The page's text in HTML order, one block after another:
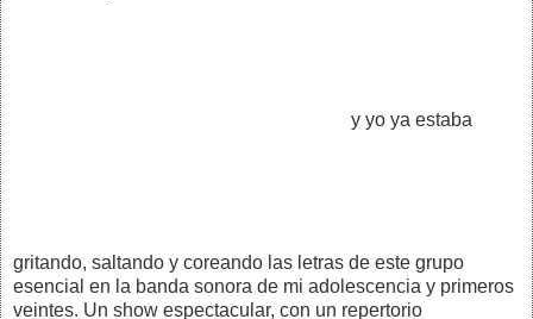
y yo ya estaba
gritando, saltando y coreando las letras de este grupo
esencial en la banda sonora de mi adolescencia y primeros
veintes. Un show espectacular, con un repertorio